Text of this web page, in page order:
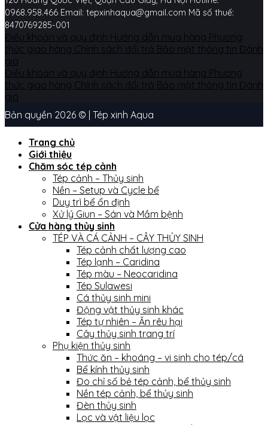
0968.958.466 Email: tepxinhaqua@gmail.com Mã số thuế:
8470769285-001
Điều khoản và quy định Hướng dẫn mua hàng Phương
thức giao hàng Chính sách đổi trả Bảo mật thông tin Đánh
giá
Điều khoản và quy định Hướng dẫn mua hàng Phương
thức giao hàng Chính sách đổi trả Bảo mật thông tin Đánh
giá
Bản quyền 2026 © | Tép xinh Aqua
Trang chủ
Giới thiệu
Chăm sóc tép cảnh
Tép cảnh – Thủy sinh
Nền – Setup và Cycle bể
Duy trì bể ổn định
Xử lý Giun – Sán và Mầm bệnh
Cửa hàng thủy sinh
TÉP VÀ CÁ CẢNH – CÂY THỦY SINH
Tép cảnh chất lượng cao
Tép lạnh – Caridina
Tép màu – Neocaridina
Tép Sulawesi
Cá thủy sinh mini
Động vật thủy sinh khác
Tép tự nhiên – Ăn rêu hại
Cây thủy sinh trang trí
Phụ kiện thủy sinh
Thức ăn – khoáng – vi sinh cho tép/cá
Bể kính thủy sinh
Đo chỉ số bẻ tép cảnh, bể thủy sinh
Nền tép cảnh, bể thủy sinh
Đèn thủy sinh
Lọc và vật liệu lọc